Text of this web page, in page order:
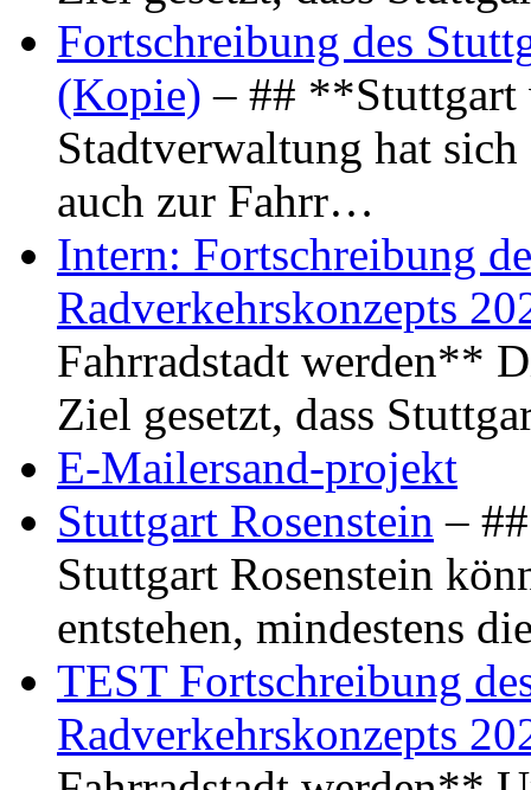
Fortschreibung des
(Kopie) – ## **Stuttgart
Stadtverwaltung hat
auch zur Fahrr…
Intern: Fortschreibung
Radverkehrskonzepts
Fahrradstadt werden**
Ziel gesetzt, dass
E-Mailersand-projekt
Stuttgart Rosenstein –
Stuttgart Rosenstein
entstehen, mindestens
TEST Fortschreibung
Radverkehrskonzepts